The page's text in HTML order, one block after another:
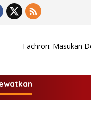
Fachrori: Masukan